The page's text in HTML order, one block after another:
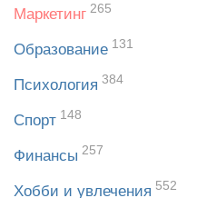
Маркетинг 265
Образование 131
Психология 384
Спорт 148
Финансы 257
Хобби и увлечения 552